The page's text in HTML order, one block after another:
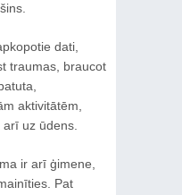
dati,
traumas, braucot
aktivitātēm,
uz ūdens.
ir arī ģimene,
Pat